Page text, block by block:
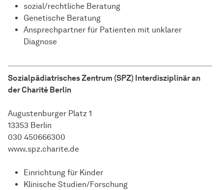
sozial/rechtliche Beratung
Genetische Beratung
Ansprechpartner für Patienten mit unklarer
Diagnose
Sozialpädiatrisches Zentrum (SPZ) Interdisziplinär an
der Charité Berlin
Augustenburger Platz 1
13353 Berlin
030 450666300
www.spz.charite.de
Einrichtung für Kinder
Klinische Studien/Forschung